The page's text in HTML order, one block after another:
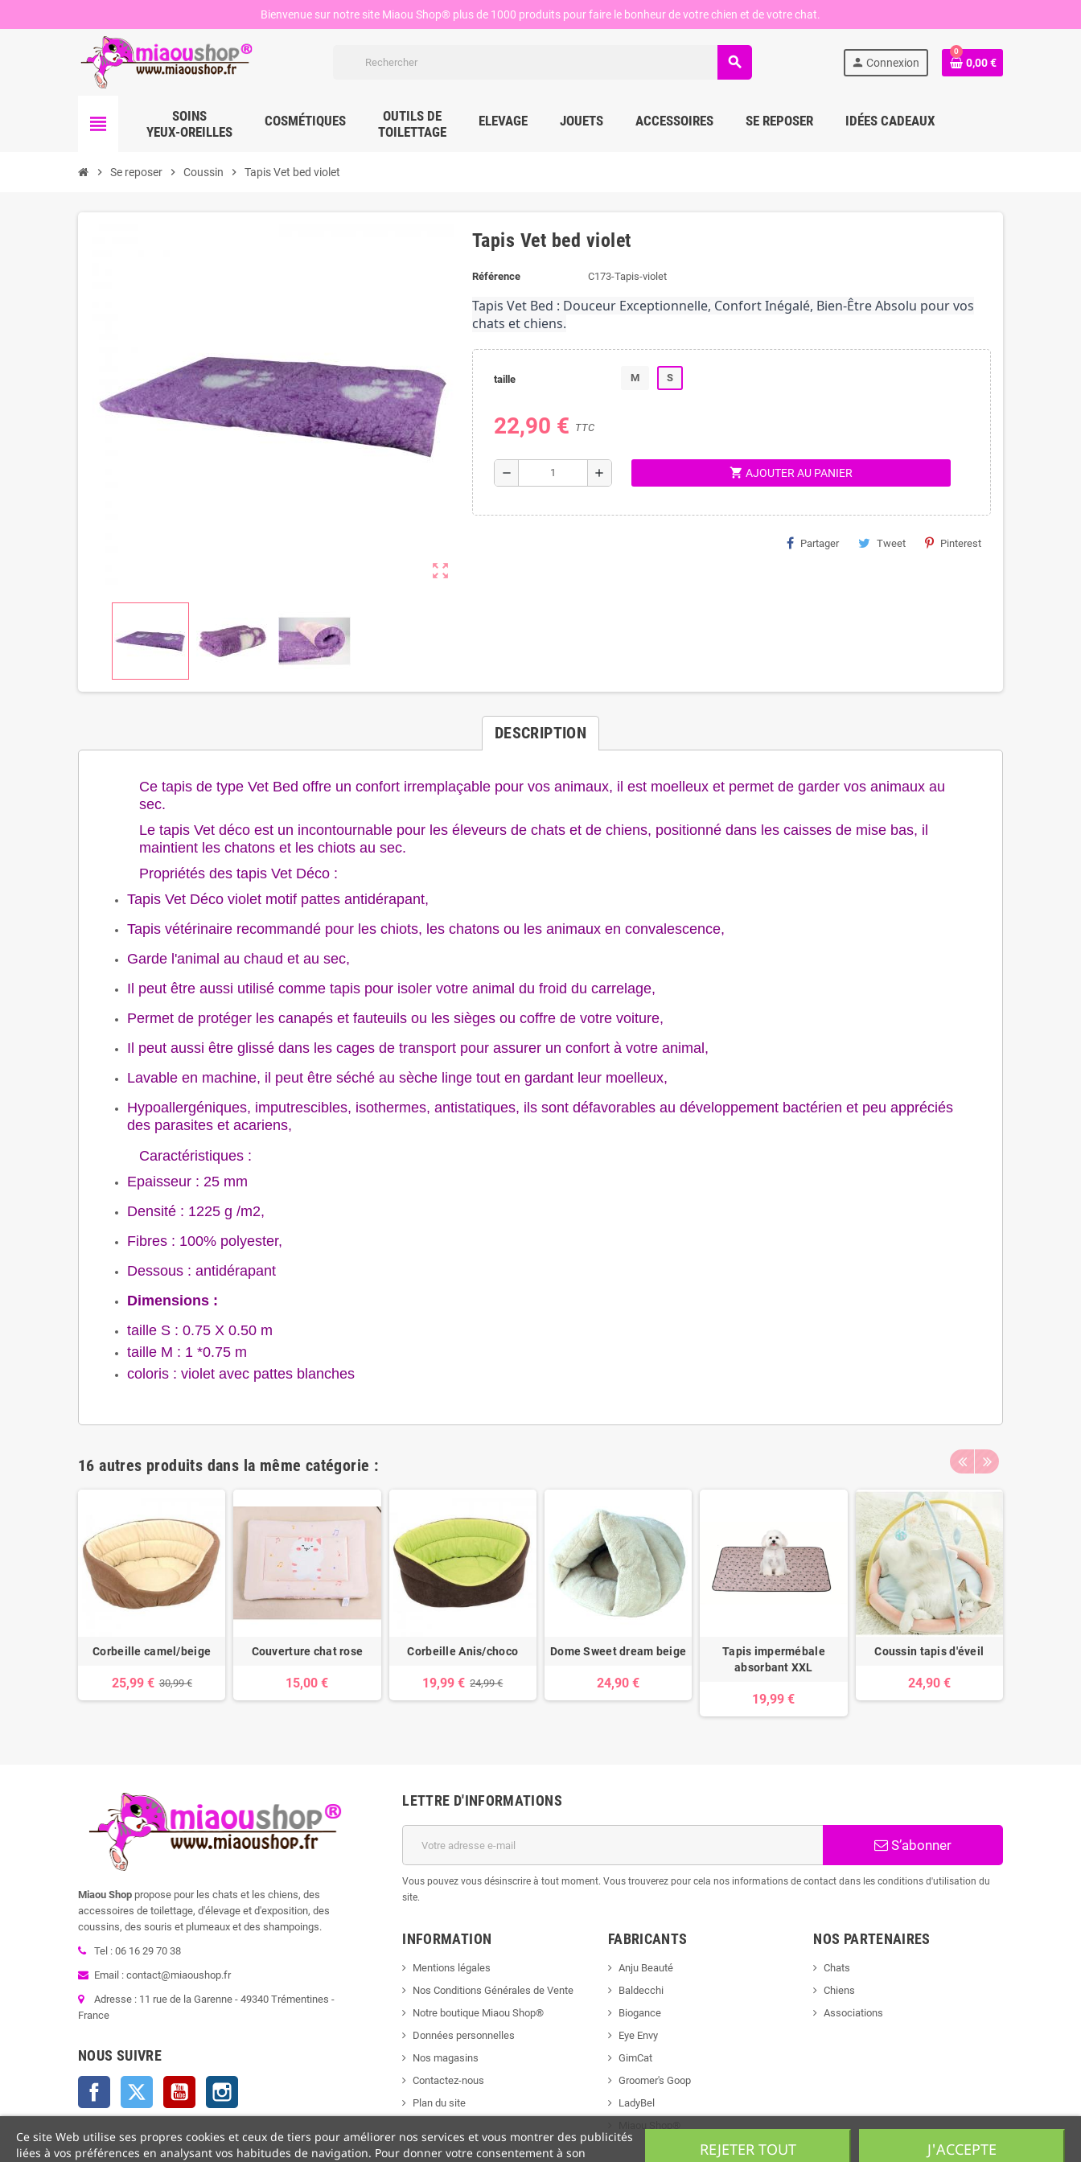
Bienvenue sur notre site Miaou Shop® plus de 1000 produits pour faire le bonheur de votre chien et de votre chat.
person Connexion
0
0,00 €
search
view_headline
SOINS
YEUX-OREILLES
COSMÉTIQUES
OUTILS DE
TOILETTAGE
ELEVAGE JOUETS ACCESSOIRES SE REPOSER IDÉES CADEAUX
chevron_right Se reposer chevron_right Coussin chevron_right Tapis Vet bed violet
zoom_out_map
Tapis Vet bed violet
Référence C173-Tapis-violet
Tapis Vet Bed : Douceur Exceptionnelle, Confort Inégalé, Bien-Être Absolu pour vos
chats et chiens.
taille M S
22,90 € TTC
remove add shopping_cart AJOUTER AU PANIER
Partager Tweet Pinterest
DESCRIPTION
Ce tapis de type Vet Bed offre un confort irremplaçable pour vos animaux, il est moelleux et permet de garder vos animaux au
sec.
Le tapis Vet déco est un incontournable pour les éleveurs de chats et de chiens, positionné dans les caisses de mise bas, il
maintient les chatons et les chiots au sec.
Propriétés des tapis Vet Déco :
Tapis Vet Déco violet motif pattes antidérapant,
Tapis vétérinaire recommandé pour les chiots, les chatons ou les animaux en convalescence,
Garde l'animal au chaud et au sec,
Il peut être aussi utilisé comme tapis pour isoler votre animal du froid du carrelage,
Permet de protéger les canapés et fauteuils ou les sièges ou coffre de votre voiture,
Il peut aussi être glissé dans les cages de transport pour assurer un confort à votre animal,
Lavable en machine, il peut être séché au sèche linge tout en gardant leur moelleux,
Hypoallergéniques, imputrescibles, isothermes, antistatiques, ils sont défavorables au développement bactérien et peu appréciés
des parasites et acariens,
Caractéristiques :
Epaisseur : 25 mm
Densité : 1225 g /m2,
Fibres : 100% polyester,
Dessous : antidérapant
Dimensions :
taille S : 0.75 X 0.50 m
taille M : 1 *0.75 m
coloris : violet avec pattes blanches
16 autres produits dans la même catégorie :
Corbeille camel/beige
25,99 € 30,99 €
Couverture chat rose
15,00 €
Corbeille Anis/choco
19,99 € 24,99 €
Dome Sweet dream beige
24,90 €
Tapis impermébale
absorbant XXL
19,99 €
Coussin tapis d'éveil
24,90 €
Miaou Shop propose pour les chats et les chiens, des
accessoires de toilettage, d'élevage et d'exposition, des
coussins, des souris et plumeaux et des shampoings.
Tel : 06 16 29 70 38
Email : contact@miaoushop.fr
Adresse : 11 rue de la Garenne - 49340 Trémentines -
France
NOUS SUIVRE
Facebook Twitter YouTube
LETTRE D'INFORMATIONS
S’abonner
Vous pouvez vous désinscrire à tout moment. Vous trouverez pour cela nos informations de contact dans les conditions d'utilisation du
site.
INFORMATION
Mentions légales
Nos Conditions Générales de Vente
Notre boutique Miaou Shop®
Données personnelles
Nos magasins
Contactez-nous
Plan du site
FABRICANTS
Anju Beauté
Baldecchi
Biogance
Eye Envy
GimCat
Groomer's Goop
LadyBel
NOS PARTENAIRES
Chats
Chiens
Associations
Ce site Web utilise ses propres cookies et ceux de tiers pour améliorer nos services et vous montrer des publicités
liées à vos préférences en analysant vos habitudes de navigation. Pour donner votre consentement à son
REJETER TOUT J'ACCEPTE